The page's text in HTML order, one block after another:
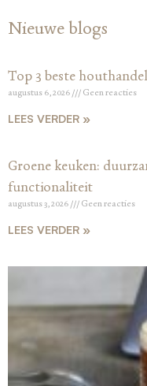
Nieuwe blogs
Top 3 beste
augustus 6, 2026 Geen reacties
LEES VERDER »
Groene keuken:
functionaliteit
augustus 3, 2026 Geen reacties
LEES VERDER »